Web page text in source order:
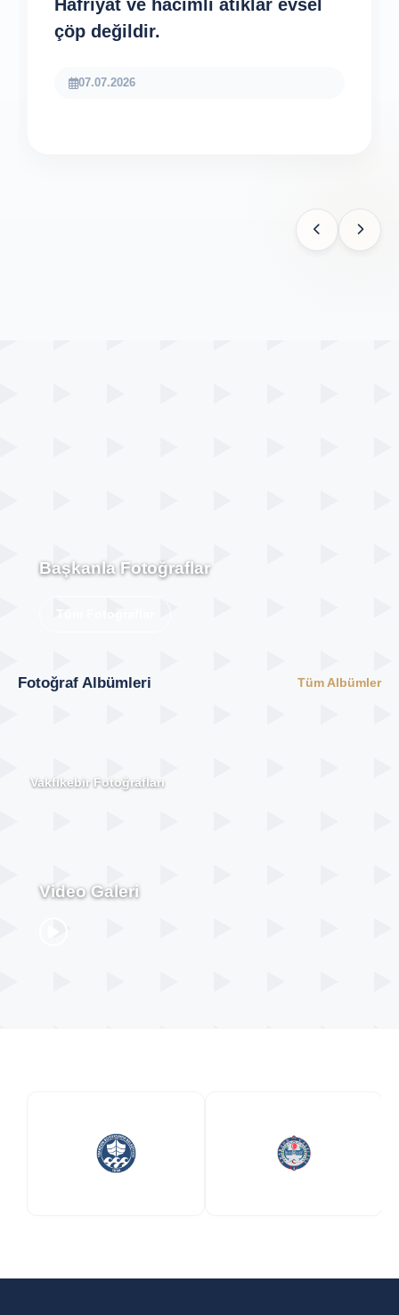
Hafriyat ve hacimli atıklar evsel
çöp değildir.
07.07.2026
Başkanla Fotoğraflar
Fotoğraf Albümleri Tüm Albümler
Vakfıkebir Fotoğrafları
Video Galeri